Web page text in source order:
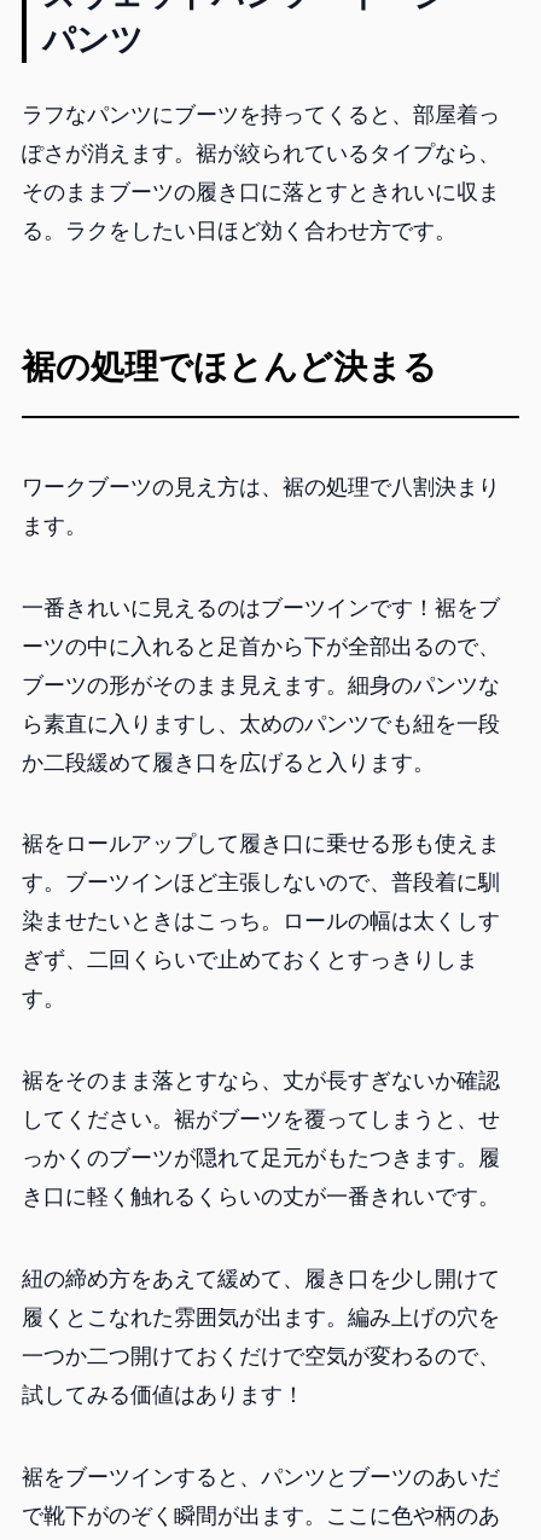
パンツ
ラフなパンツにブーツを持ってくると、部屋着っ
ぽさが消えます。裾が絞られているタイプなら、
そのままブーツの履き口に落とすときれいに収ま
る。ラクをしたい日ほど効く合わせ方です。
裾の処理でほとんど決まる
ワークブーツの見え方は、裾の処理で八割決まり
ます。
一番きれいに見えるのはブーツインです！裾をブ
ーツの中に入れると足首から下が全部出るので、
ブーツの形がそのまま見えます。細身のパンツな
ら素直に入りますし、太めのパンツでも紐を一段
か二段緩めて履き口を広げると入ります。
裾をロールアップして履き口に乗せる形も使えま
す。ブーツインほど主張しないので、普段着に馴
染ませたいときはこっち。ロールの幅は太くしす
ぎず、二回くらいで止めておくとすっきりしま
す。
裾をそのまま落とすなら、丈が長すぎないか確認
してください。裾がブーツを覆ってしまうと、せ
っかくのブーツが隠れて足元がもたつきます。履
き口に軽く触れるくらいの丈が一番きれいです。
紐の締め方をあえて緩めて、履き口を少し開けて
履くとこなれた雰囲気が出ます。編み上げの穴を
一つか二つ開けておくだけで空気が変わるので、
試してみる価値はあります！
裾をブーツインすると、パンツとブーツのあいだ
で靴下がのぞく瞬間が出ます。ここに色や柄のあ